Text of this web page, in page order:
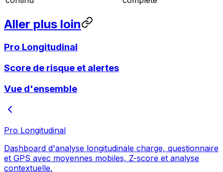
Aller plus loin
Pro Longitudinal
Score de risque et alertes
Vue d'ensemble
Pro Longitudinal
Dashboard d'analyse longitudinale charge, questionnaire
et GPS avec moyennes mobiles, Z-score et analyse
contextuelle.